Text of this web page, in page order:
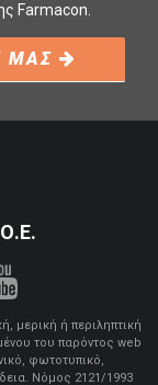
Farmacon.
ΜΑΣ
μερική ή περιληπτική
του παρόντος web
φωτοτυπικό,
Νόμος 2121/1993